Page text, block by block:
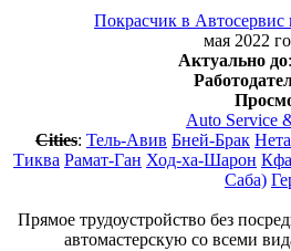
Актуально до
Auto Service
Cities: Тель-Авив Бней-Брак
Тиква Рамат-Ган Ход-ха-Шарон
Саба)
Прямое трудоустройство без
автомастерскую со всеми